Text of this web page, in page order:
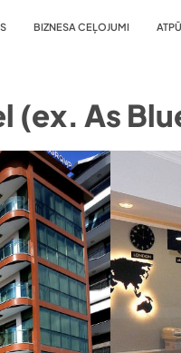
BIZNESA CEĻOJUMI
(ex. As